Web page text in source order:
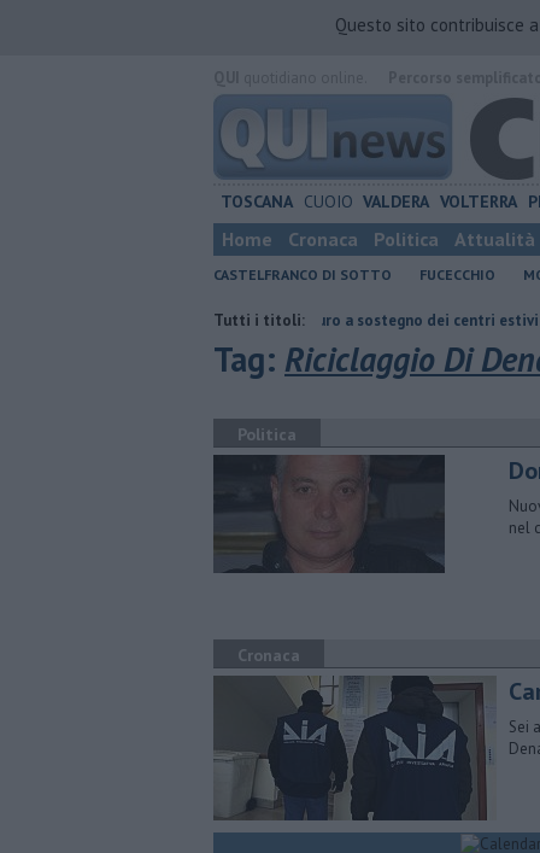
Questo sito contribuisce
TOSCANA CUOIO VALDERA VOLTERRA
Home Cronaca Politica Attualità
CASTELFRANCO DI SOTTO FUCECCHIO
Tutti i titoli:
Oltre 7mila euro a sostegno dei centri estivi
Tag: Riciclaggio Di
Politica
nel
Cronaca
Sei